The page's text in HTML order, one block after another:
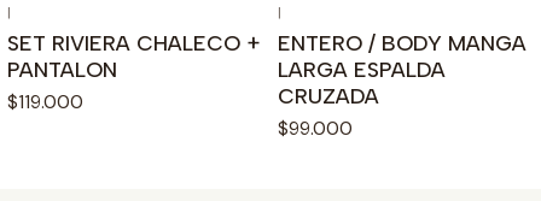
|
SET RIVIERA CHALECO +
PANTALON
$119.000
|
ENTERO / BODY MANGA
LARGA ESPALDA
CRUZADA
$99.000